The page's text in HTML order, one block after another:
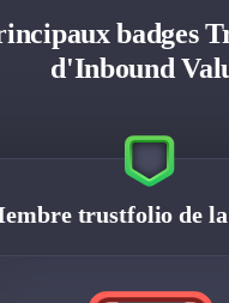
badges
d'Inbound
trustfolio de la